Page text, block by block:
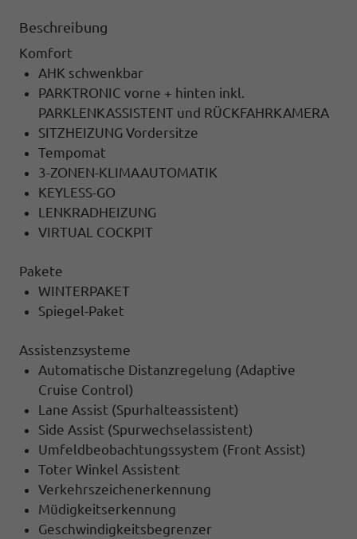
Beschreibung
Komfort
AHK schwenkbar
PARKTRONIC vorne + hinten inkl.
PARKLENKASSISTENT und RÜCKFAHRKAMERA
SITZHEIZUNG Vordersitze
Tempomat
3-ZONEN-KLIMAAUTOMATIK
KEYLESS-GO
LENKRADHEIZUNG
VIRTUAL COCKPIT
Pakete
WINTERPAKET
Spiegel-Paket
Assistenzsysteme
Automatische Distanzregelung (Adaptive
Cruise Control)
Lane Assist (Spurhalteassistent)
Side Assist (Spurwechselassistent)
Umfeldbeobachtungssystem (Front Assist)
Toter Winkel Assistent
Verkehrszeichenerkennung
Müdigkeitserkennung
Geschwindigkeitsbegrenzer